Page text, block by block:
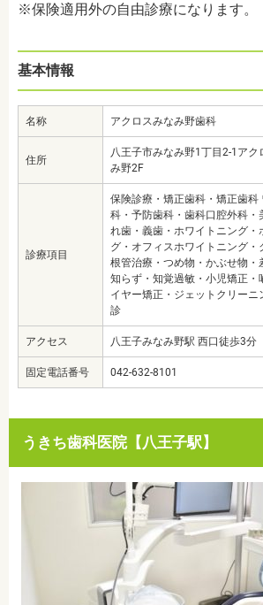
※保険適用外の自由診療になります。
基本情報
名称 アクロスみなみ野歯科
住所
八王子市みなみ野1丁目2-1アク
み野2F
診療項目
保険診療・矯正歯科・矯正歯科
科・予防歯科・歯科口腔外科・
れ歯・義歯・ホワイトニング・
グ・オフィスホワイトニング・
根管治療・つめ物・かぶせ物・
知らず・知覚過敏・小児矯正・
イヤー矯正・ジェットクリーニ
診
アクセス 八王子みなみ野駅 西口徒歩3分
固定電話番号 042-632-8101
うきち歯科医院【八王子駅】